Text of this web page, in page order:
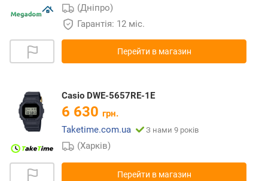
(Дніпро)
Гарантія: 12 міс.
Перейти в магазин
Casio DWE-5657RE-1E
6 630 грн.
Taketime.com.ua
З нами 9 років
(Харків)
Перейти в магазин